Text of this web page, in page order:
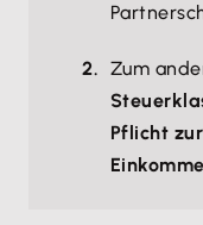
Zum
Pflicht